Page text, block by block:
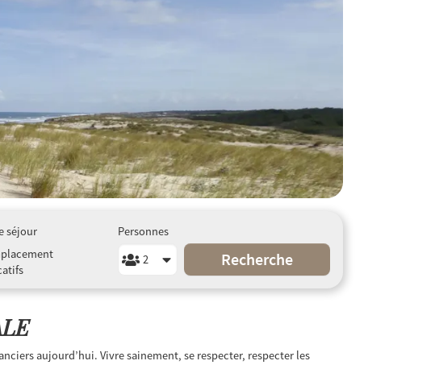
séjour
Personnes
Recherche
aujourd’hui. Vivre sainement, se respecter, respecter les